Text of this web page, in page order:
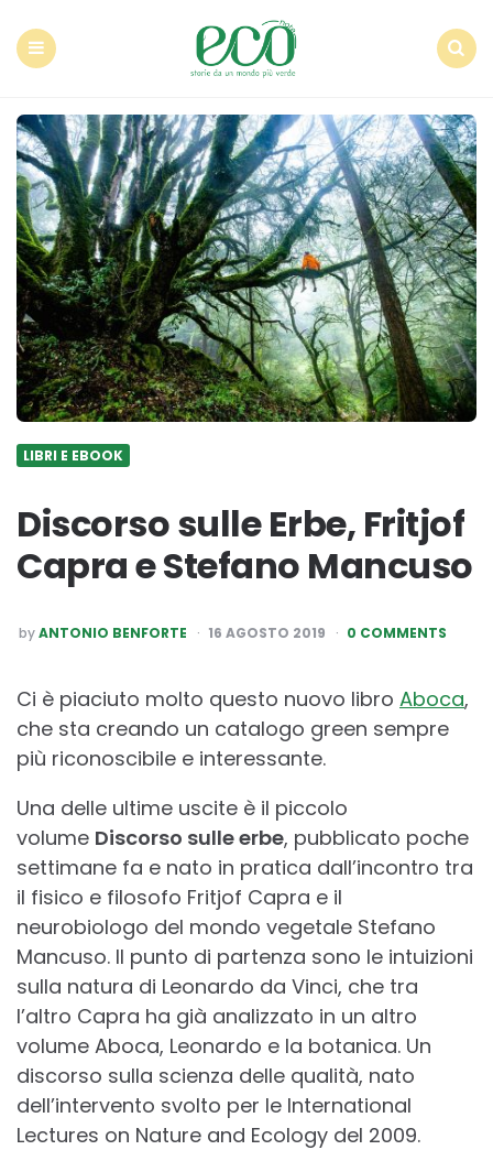
LIBRI E EBOOK
Discorso sulle Erbe, Fritjof
Capra e Stefano Mancuso
POSTED
BY
byANTONIO BENFORTE 16 AGOSTO 2019 0 COMMENTS
Ci è piaciuto molto questo nuovo libro Aboca,
che sta creando un catalogo green sempre
più riconoscibile e interessante.
Una delle ultime uscite è il piccolo
volume Discorso sulle erbe, pubblicato poche
settimane fa e nato in pratica dall’incontro tra
il fisico e filosofo Fritjof Capra e il
neurobiologo del mondo vegetale Stefano
Mancuso. Il punto di partenza sono le intuizioni
sulla natura di Leonardo da Vinci, che tra
l’altro Capra ha già analizzato in un altro
volume Aboca, Leonardo e la botanica. Un
discorso sulla scienza delle qualità, nato
dell’intervento svolto per le International
Lectures on Nature and Ecology del 2009.